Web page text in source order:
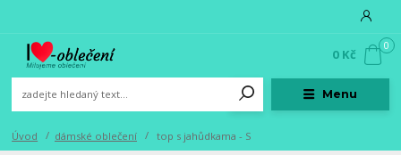
Menu
0
0 Kč
Úvod dámské oblečení top s jahůdkama - S